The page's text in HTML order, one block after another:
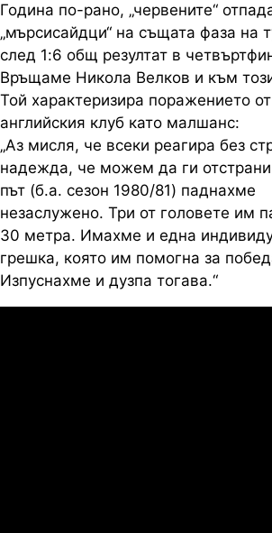
Година по-рано, „червените“
„мърсисайдци“ на същата фаза на
след 1:6 общ резултат в
Връщаме Никола Велков и към
Той характеризира поражението от
английския клуб като малшанс:
„Аз мисля, че всеки реагира без
надежда, че можем да ги
път (б.а. сезон 1980/81) паднахме
незаслужено. Три от головете им
30 метра. Имахме и една
грешка, която им помогна за
Изпуснахме и дузпа тогава.“